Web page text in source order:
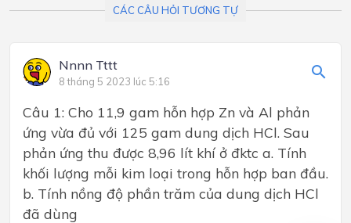
CÁC CÂU HỎI TƯƠNG TỰ
Nnnn Tttt
8 tháng 5 2023 lúc 5:16
Câu 1: Cho 11,9 gam hỗn hợp Zn và Al phản
ứng vừa đủ với 125 gam dung dịch HCl. Sau
phản ứng thu được 8,96 lít khí ở đktc a. Tính
khối lượng mỗi kim loại trong hỗn hợp ban đầu.
b. Tính nồng độ phần trăm của dung dịch HCl
đã dùng